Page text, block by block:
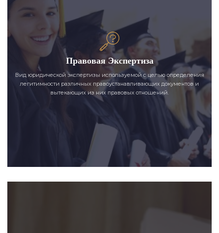
Правовая Экспертиза
Вид юридической экспертизы используемой с целью определения
легитимности различных правоустанавливающих документов и
вытекающих из них правовых отношений.